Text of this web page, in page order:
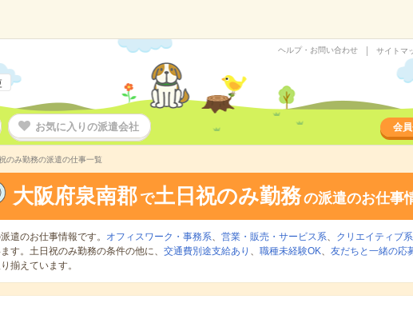
ヘルプ・お問い合わせ サイトマ
お気に入りの派遣会社 会
のみ勤務の派遣の仕事一覧
大阪府泉南郡 で土日祝のみ勤務の派遣のお仕事
遣のお仕事情報です。 オフィスワーク・事務系、 営業・販売・サービス系、 クリエイティブ系
す。土日祝のみ勤務の条件の他に、 交通費別途支給あり 、 職種未経験OK、 友だちと一緒の応
揃えています。